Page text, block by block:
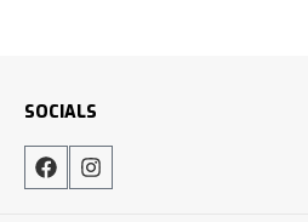
SOCIALS